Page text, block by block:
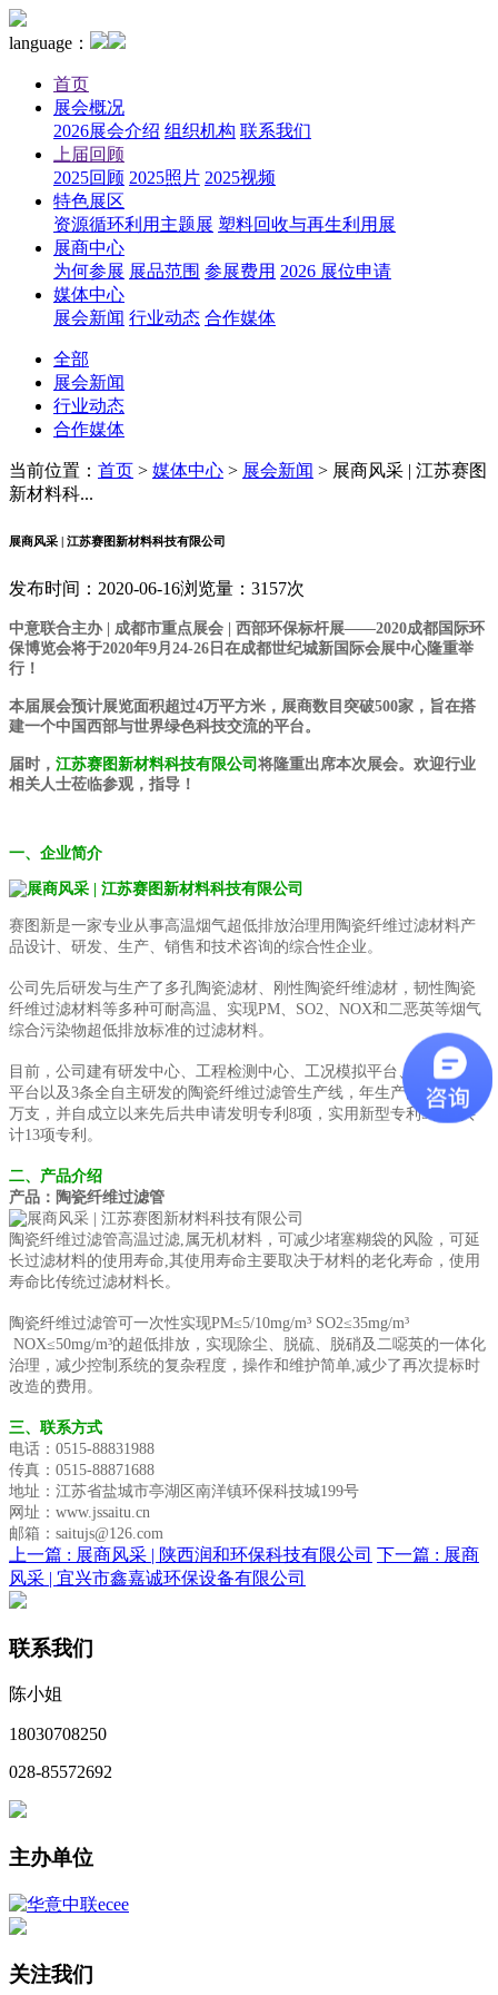
language：
首页
展会概况
2026展会介绍 组织机构 联系我们
上届回顾
2025回顾 2025照片 2025视频
特色展区
资源循环利用主题展 塑料回收与再生利用展
展商中心
为何参展 展品范围 参展费用 2026 展位申请
媒体中心
展会新闻 行业动态 合作媒体
全部
展会新闻
行业动态
合作媒体
当前位置： 首页 > 媒体中心 > 展会新闻 > 展商风采 | 江苏赛图
新材料科...
展商风采 | 江苏赛图新材料科技有限公司
发布时间：2020-06-16浏览量：3157次
中意联合主办 | 成都市重点展会 | 西部环保标杆展——2020成都国际环
保博览会将于2020年9月24-26日在成都世纪城新国际会展中心隆重举
行！
本届展会预计展览面积超过4万平方米，展商数目突破500家，旨在搭
建一个中国西部与世界绿色科技交流的平台。
届时， 江苏赛图新材料科技有限公司 将隆重出席本次展会。欢迎行业
相关人士莅临参观，指导！
一、企业简介
赛图新是一家专业从事高温烟气超低排放治理用陶瓷纤维过滤材料产
品设计、研发、生产、销售和技术咨询的综合性企业。
公司先后研发与生产了多孔陶瓷滤材、刚性陶瓷纤维滤材，韧性陶瓷
纤维过滤材料等多种可耐高温、实现PM、SO2、NOX和二恶英等烟气
综合污染物超低排放标准的过滤材料。
目前，公司建有研发中心、工程检测中心、工况模拟平台、现场中试
平台以及3条全自主研发的陶瓷纤维过滤管生产线，年生产能力达到10
万支，并自成立以来先后共申请发明专利8项，实用新型专利5项，共
计13项专利。
二、产品介绍
产品：陶瓷纤维过滤管
陶瓷纤维过滤管高温过滤,属无机材料，可减少堵塞糊袋的风险，可延
长过滤材料的使用寿命,其使用寿命主要取决于材料的老化寿命，使用
寿命比传统过滤材料长。
陶瓷纤维过滤管可一次性实现PM≤5/10mg/m³ SO2≤35mg/m³
NOX≤50mg/m³的超低排放，实现除尘、脱硫、脱硝及二噁英的一体化
治理，减少控制系统的复杂程度，操作和维护简单,减少了再次提标时
改造的费用。
三、联系方式
电话：0515-88831988
传真：0515-88871688
地址：江苏省盐城市亭湖区南洋镇环保科技城199号
网址：www.jssaitu.cn
邮箱：saitujs@126.com
上一篇 : 展商风采 | 陕西润和环保科技有限公司 下一篇 : 展商
风采 | 宜兴市鑫嘉诚环保设备有限公司
联系我们
陈小姐
18030708250
028-85572692
主办单位
关注我们